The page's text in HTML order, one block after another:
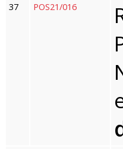
37
POS21/016